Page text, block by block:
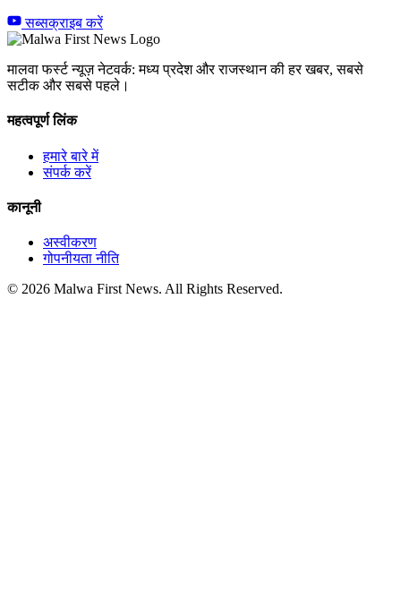
सब्सक्राइब करें
मालवा फर्स्ट न्यूज़ नेटवर्क: मध्य प्रदेश और राजस्थान की हर खबर, सबसे
सटीक और सबसे पहले।
महत्वपूर्ण लिंक
हमारे बारे में
संपर्क करें
कानूनी
अस्वीकरण
गोपनीयता नीति
© 2026 Malwa First News. All Rights Reserved.